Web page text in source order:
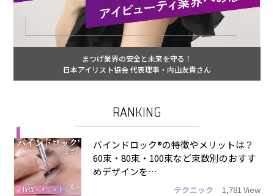
まつげ業界の安全と未来を守る！
日本アイリスト協会 代表理事・内山友貴さん
RANKING
1
バインドロック®の特徴やメリットは？
60束・80束・100束など束数別のおすす
めデザインを…
テクニック 1,781 View